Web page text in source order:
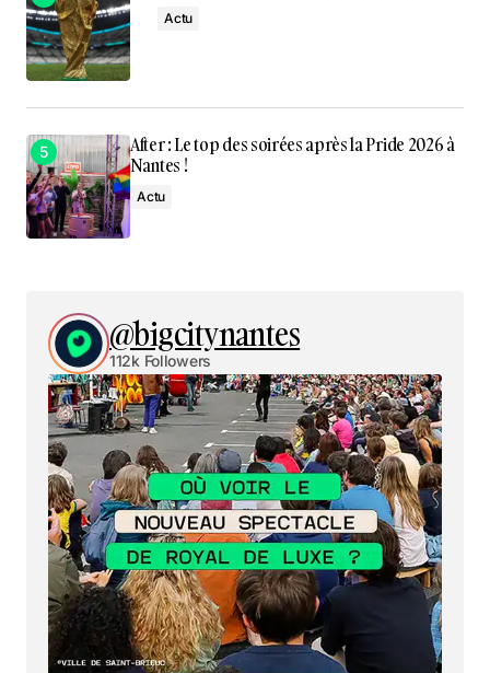
Actu
After : Le top des soirées après la Pride 2026 à
Nantes !
Actu
@bigcitynantes
112k Followers